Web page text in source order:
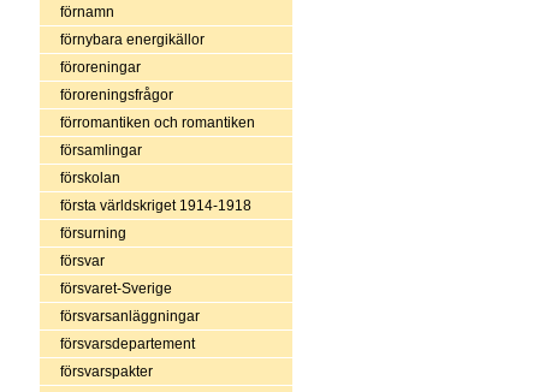
förnamn
förnybara energikällor
föroreningar
föroreningsfrågor
förromantiken och romantiken
församlingar
förskolan
första världskriget 1914-1918
försurning
försvar
försvaret-Sverige
försvarsanläggningar
försvarsdepartement
försvarspakter